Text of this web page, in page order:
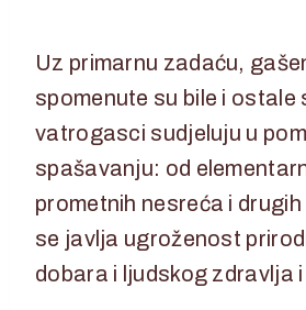
Uz primarnu zadaću,
spomenute su bile i ostale
vatrogasci sudjeluju u
spašavanju: od
prometnih nesreća i
se javlja ugroženost
dobara i ljudskog zdravlja